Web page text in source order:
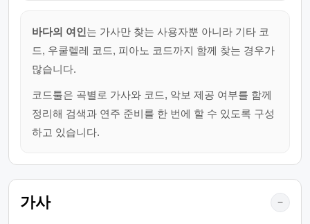
바다의 여인는 가사만 찾는 사용자뿐 아니라 기타 코
드, 우쿨렐레 코드, 피아노 코드까지 함께 찾는 경우가
많습니다.
코드툴은 곡별로 가사와 코드, 악보 제공 여부를 함께
정리해 검색과 연주 준비를 한 번에 할 수 있도록 구성
하고 있습니다.
가사 −